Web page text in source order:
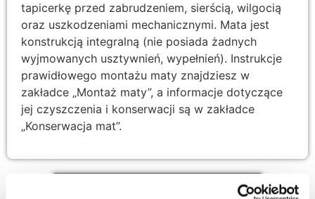
tapicerkę przed zabrudzeniem, sierścią, wilgocią
oraz uszkodzeniami mechanicznymi. Mata jest
konstrukcją integralną (nie posiada żadnych
wyjmowanych usztywnień, wypełnień). Instrukcje
prawidłowego montażu maty znajdziesz w
zakładce „Montaż maty”, a informacje dotyczące
jej czyszczenia i konserwacji są w zakładce
„Konserwacja mat”.
Sprawdź tutaj - nasze opinie Google